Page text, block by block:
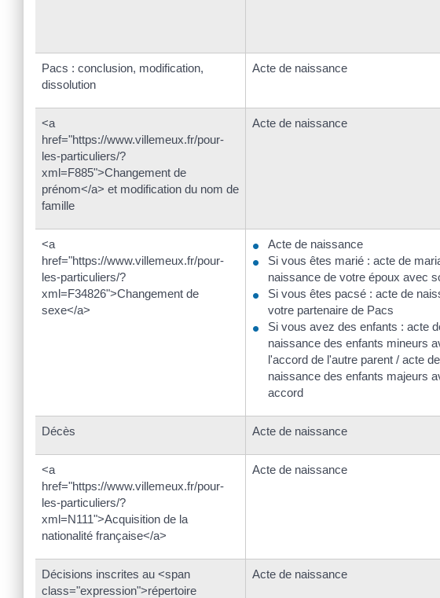
Pacs : conclusion, modification,
dissolution
Acte de naissance
<a
href="https://www.villemeux.fr/pour-
les-particuliers/?
xml=F885">Changement de
prénom</a> et modification du nom de
famille
Acte de naissance
<a
href="https://www.villemeux.fr/pour-
les-particuliers/?
xml=F34826">Changement de
sexe</a>
Acte de naissance
Si vous êtes marié : acte de
naissance de votre époux avec
Si vous êtes pacsé : acte de
votre partenaire de Pacs
Si vous avez des enfants : acte
naissance des enfants mineurs
l'accord de l'autre parent / acte de
naissance des enfants majeurs
accord
Décès Acte de naissance
<a
href="https://www.villemeux.fr/pour-
les-particuliers/?
xml=N111">Acquisition de la
nationalité française</a>
Acte de naissance
Décisions inscrites au <span
class="expression">répertoire
Acte de naissance